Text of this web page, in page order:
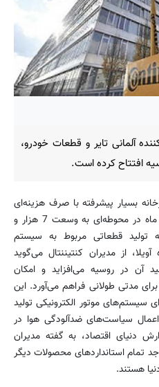
آلمانی تایر و قطعات خودرو،
افتتاح کرده است.
بسیار پیشرفته با صرف هزینه‌ای
معادل 24 میلیون یورو و ظرف 16 ماه در محوطه‌ای به وسعت 7 هزار و
تولید قطعاتی مربوط به سیستم
از مدیران کنتیننتال می‌گوید
آن در روسیه می‌افزاید و امکان
مدتی طولانی فراهم می‌آورد. این
سیستم‌های موتور الکترونیکی تولید
سیاست‌های ضدآلودگی هوا در
دنیای اقتصاد، به گفته مدیران
تمام استانداردهای محصولات دیگر
هستند.